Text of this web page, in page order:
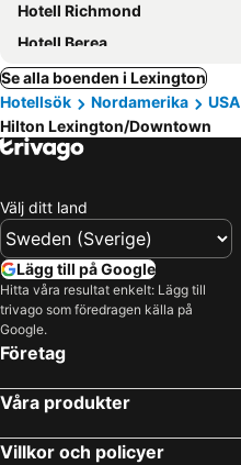
Hotell Richmond
Hotell Berea
Se alla boenden i Lexington
Hotellsök
Nordamerika USA
Hilton Lexington/Downtown
Välj ditt land
Lägg till på Google
Hitta våra resultat enkelt: Lägg till
trivago som föredragen källa på
Google.
Företag
Våra produkter
Villkor och policyer